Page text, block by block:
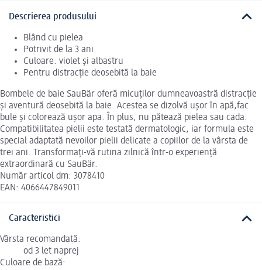
Descrierea produsului
Blând cu pielea
Potrivit de la 3 ani
Culoare: violet și albastru
Pentru distracție deosebită la baie
Bombele de baie SauBär oferă micuților dumneavoastră distracție
și aventură deosebită la baie. Acestea se dizolvă ușor în apă,fac
bule și colorează ușor apa. În plus, nu pătează pielea sau cada.
Compatibilitatea pielii este testată dermatologic, iar formula este
special adaptată nevoilor pielii delicate a copiilor de la vârsta de
trei ani. Transformați-vă rutina zilnică într-o experiență
extraordinară cu SauBär.
Număr articol dm: 3078410
EAN: 4066447849011
Caracteristici
Vârsta recomandată:
od 3 let naprej
Culoare de bază: